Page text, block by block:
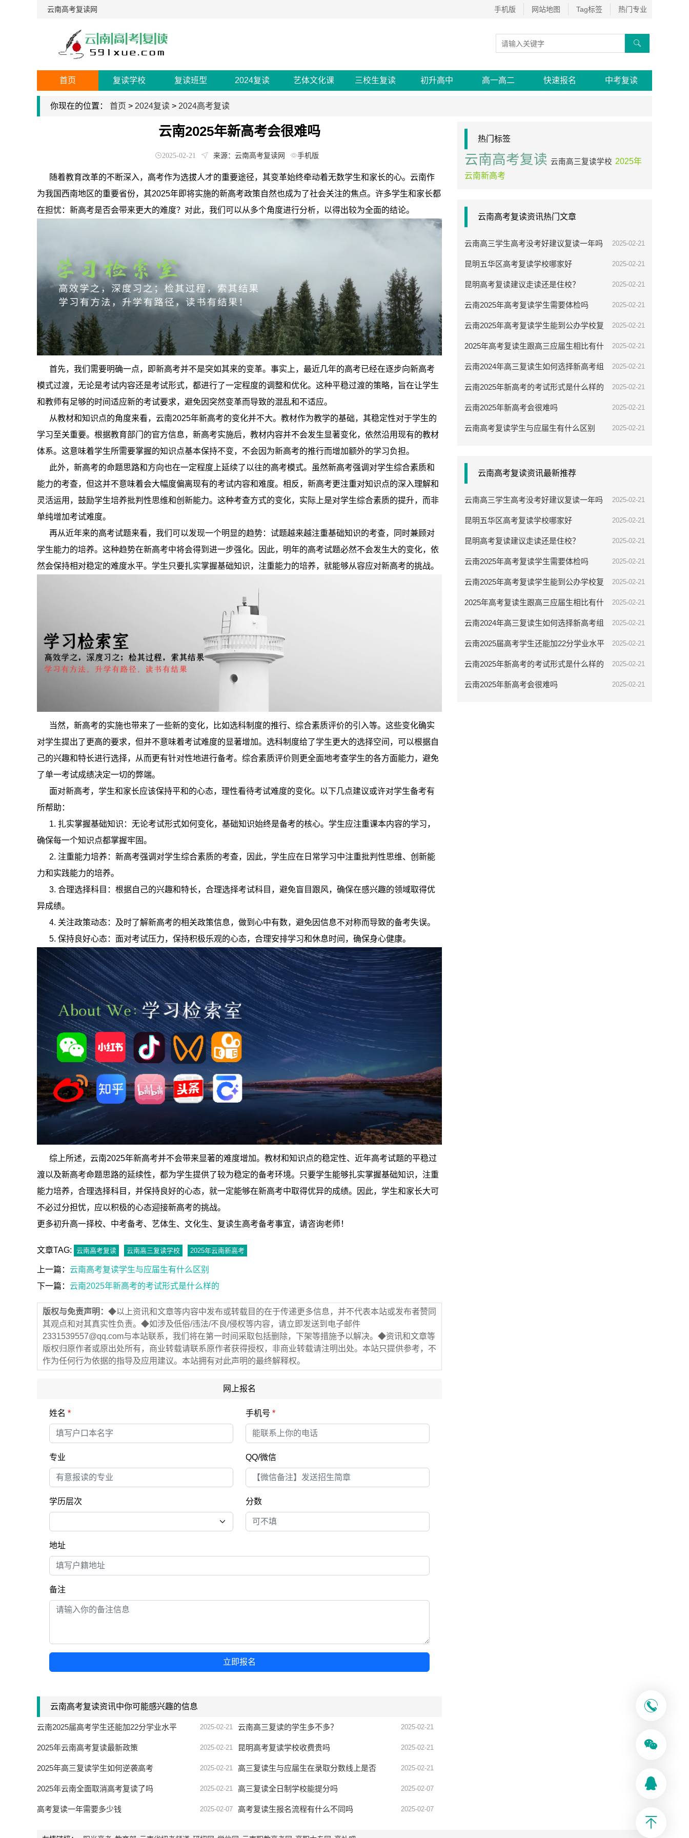
云南高考复读网 手机版 网站地图 Tag标签 热门专业

首页 复读学校 复读班型 2024复读 艺体文化课 三校生复读 初升高中 高一高二 快速报名 中考复读
你现在的位置： 首页 > 2024复读 > 2024高考复读
云南2025年新高考会很难吗
2025-02-21 来源：云南高考复读网 手机版
随着教育改革的不断深入，高考作为选拔人才的重要途径，其变革始终牵动着无数学生和家长的心。云南作
为我国西南地区的重要省份，其2025年即将实施的新高考政策自然也成为了社会关注的焦点。许多学生和家长都
在担忧：新高考是否会带来更大的难度？对此，我们可以从多个角度进行分析，以得出较为全面的结论。
首先，我们需要明确一点，即新高考并不是突如其来的变革。事实上，最近几年的高考已经在逐步向新高考
模式过渡，无论是考试内容还是考试形式，都进行了一定程度的调整和优化。这种平稳过渡的策略，旨在让学生
和教师有足够的时间适应新的考试要求，避免因突然变革而导致的混乱和不适应。
从教材和知识点的角度来看，云南2025年新高考的变化并不大。教材作为教学的基础，其稳定性对于学生的
学习至关重要。根据教育部门的官方信息，新高考实施后，教材内容并不会发生显著变化，依然沿用现有的教材
体系。这意味着学生所需要掌握的知识点基本保持不变，不会因为新高考的推行而增加额外的学习负担。
此外，新高考的命题思路和方向也在一定程度上延续了以往的高考模式。虽然新高考强调对学生综合素质和
能力的考查，但这并不意味着会大幅度偏离现有的考试内容和难度。相反，新高考更注重对知识点的深入理解和
灵活运用，鼓励学生培养批判性思维和创新能力。这种考查方式的变化，实际上是对学生综合素质的提升，而非
单纯增加考试难度。
再从近年来的高考试题来看，我们可以发现一个明显的趋势：试题越来越注重基础知识的考查，同时兼顾对
学生能力的培养。这种趋势在新高考中将会得到进一步强化。因此，明年的高考试题必然不会发生大的变化，依
然会保持相对稳定的难度水平。学生只要扎实掌握基础知识，注重能力的培养，就能够从容应对新高考的挑战。
当然，新高考的实施也带来了一些新的变化，比如选科制度的推行、综合素质评价的引入等。这些变化确实
对学生提出了更高的要求，但并不意味着考试难度的显著增加。选科制度给了学生更大的选择空间，可以根据自
己的兴趣和特长进行选择，从而更有针对性地进行备考。综合素质评价则更全面地考查学生的各方面能力，避免
了单一考试成绩决定一切的弊端。
面对新高考，学生和家长应该保持平和的心态，理性看待考试难度的变化。以下几点建议或许对学生备考有
所帮助：
1. 扎实掌握基础知识：无论考试形式如何变化，基础知识始终是备考的核心。学生应注重课本内容的学习，
确保每一个知识点都掌握牢固。
2. 注重能力培养：新高考强调对学生综合素质的考查，因此，学生应在日常学习中注重批判性思维、创新能
力和实践能力的培养。
3. 合理选择科目：根据自己的兴趣和特长，合理选择考试科目，避免盲目跟风，确保在感兴趣的领域取得优
异成绩。
4. 关注政策动态：及时了解新高考的相关政策信息，做到心中有数，避免因信息不对称而导致的备考失误。
5. 保持良好心态：面对考试压力，保持积极乐观的心态，合理安排学习和休息时间，确保身心健康。
综上所述，云南2025年新高考并不会带来显著的难度增加。教材和知识点的稳定性、近年高考试题的平稳过
渡以及新高考命题思路的延续性，都为学生提供了较为稳定的备考环境。只要学生能够扎实掌握基础知识，注重
能力培养，合理选择科目，并保持良好的心态，就一定能够在新高考中取得优异的成绩。因此，学生和家长大可
不必过分担忧，应以积极的心态迎接新高考的挑战。
更多初升高一择校、中考备考、艺体生、文化生、复读生高考备考事宜，请咨询老师！
文章TAG: 云南高考复读 云南高三复读学校 2025年云南新高考
上一篇： 云南高考复读学生与应届生有什么区别
下一篇： 云南2025年新高考的考试形式是什么样的
版权与免责声明： ◆以上资讯和文章等内容中发布或转载目的在于传递更多信息，并不代表本站或发布者赞同
其观点和对其真实性负责。◆如涉及低俗/违法/不良/侵权等内容，请立即发送到电子邮件
2331539557@qq.com与本站联系，我们将在第一时间采取包括删除，下架等措施予以解决。◆资讯和文章等
版权归原作者或原出处所有，商业转载请联系原作者获得授权，非商业转载请注明出处。本站只提供参考，不
作为任何行为依据的指导及应用建议。本站拥有对此声明的最终解释权。
网上报名
姓名 * 手机号 *
专业 QQ/微信
学历层次 分数
地址
备注
立即报名
云南高考复读资讯中你可能感兴趣的信息
云南2025届高考学生还能加22分学业水平
考试分吗
2025-02-21 云南高三复读的学生多不多？ 2025-02-21
2025年云南高考复读最新政策 2025-02-21 昆明高考复读学校收费贵吗 2025-02-21
2025年高三复读学生如何逆袭高考 2025-02-21 高三复读生与应届生在录取分数线上是否
有差异
2025-02-21
2025年云南全面取消高考复读了吗 2025-02-21 高三复读全日制学校能提分吗 2025-02-07
高考复读一年需要多少钱 2025-02-07 高考复读生报名流程有什么不同吗 2025-02-07
热门标签
云南高考复读 云南高三复读学校 2025年
云南新高考
云南高考复读资讯热门文章
云南高三学生高考没考好建议复读一年吗 2025-02-21
昆明五华区高考复读学校哪家好 2025-02-21
昆明高考复读建议走读还是住校？ 2025-02-21
云南2025年高考复读学生需要体检吗 2025-02-21
云南2025年高考复读学生能到公办学校复
读吗
2025-02-21
2025年高考复读生跟高三应届生相比有什
么优势
2025-02-21
云南2024年高三复读生如何选择新高考组
合
2025-02-21
云南2025年新高考的考试形式是什么样的 2025-02-21
云南2025年新高考会很难吗 2025-02-21
云南高考复读学生与应届生有什么区别 2025-02-21
云南高考复读资讯最新推荐
云南高三学生高考没考好建议复读一年吗 2025-02-21
昆明五华区高考复读学校哪家好 2025-02-21
昆明高考复读建议走读还是住校？ 2025-02-21
云南2025年高考复读学生需要体检吗 2025-02-21
云南2025年高考复读学生能到公办学校复
读吗
2025-02-21
2025年高考复读生跟高三应届生相比有什
么优势
2025-02-21
云南2024年高三复读生如何选择新高考组
合
2025-02-21
云南2025届高考学生还能加22分学业水平
考试分吗
2025-02-21
云南2025年新高考的考试形式是什么样的 2025-02-21
云南2025年新高考会很难吗 2025-02-21